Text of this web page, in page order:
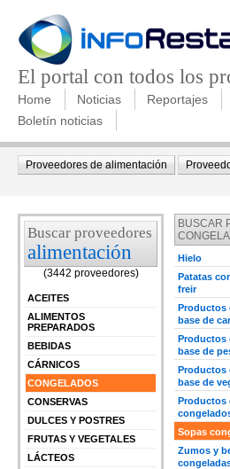
El portal con todos los
Home Noticias Reportajes
Boletín noticias
Proveedores de alimentación
Buscar proveedores
alimentación
(3442 proveedores)
ACEITES
ALIMENTOS
PREPARADOS
BEBIDAS
CÁRNICOS
CONGELADOS
CONSERVAS
DULCES Y POSTRES
FRUTAS Y VEGETALES
LÁCTEOS
BUSCAR
Hielo
Patatas
freir
Productos
base de
Productos
base de
Productos
base de
Productos
Sopas
Zumos y